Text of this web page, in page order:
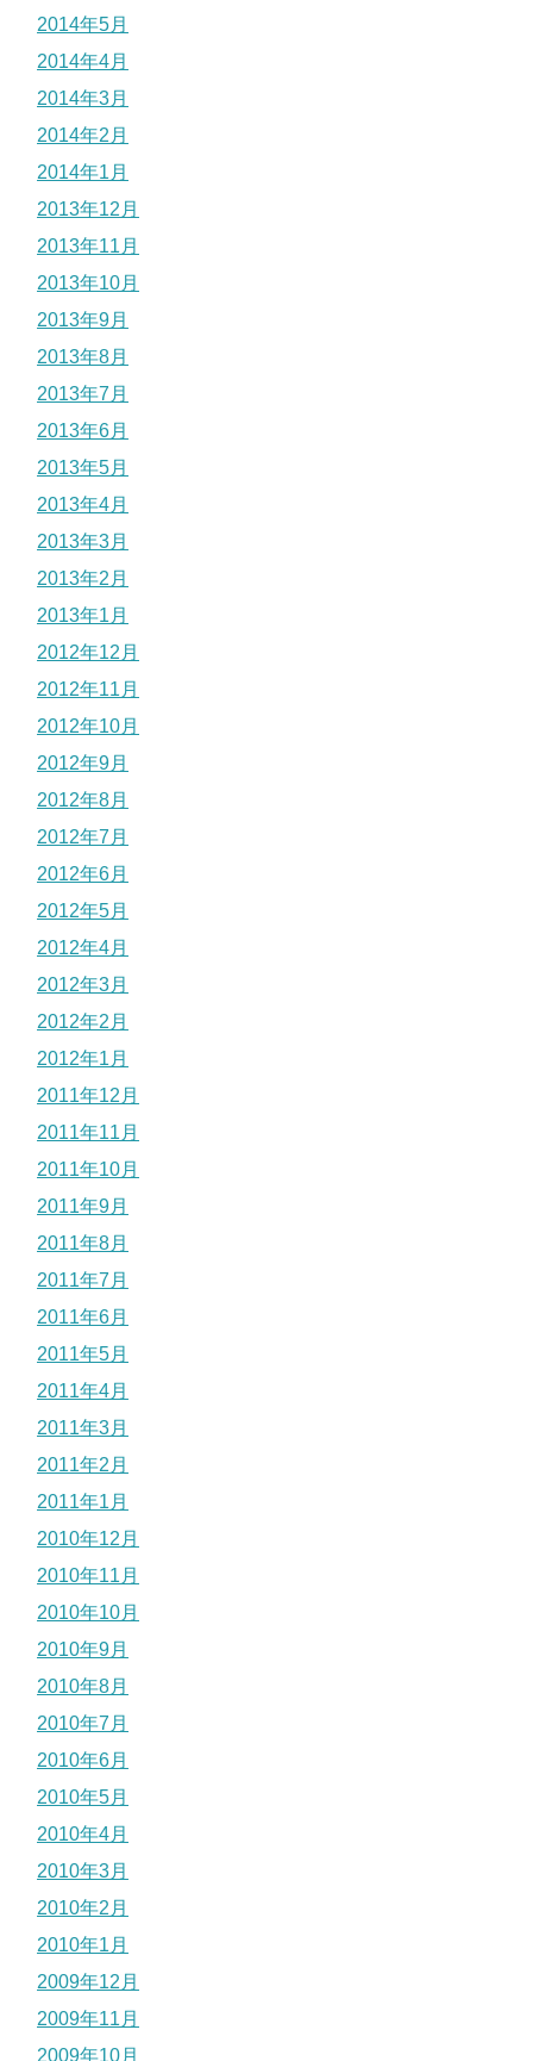
2014年5月
2014年4月
2014年3月
2014年2月
2014年1月
2013年12月
2013年11月
2013年10月
2013年9月
2013年8月
2013年7月
2013年6月
2013年5月
2013年4月
2013年3月
2013年2月
2013年1月
2012年12月
2012年11月
2012年10月
2012年9月
2012年8月
2012年7月
2012年6月
2012年5月
2012年4月
2012年3月
2012年2月
2012年1月
2011年12月
2011年11月
2011年10月
2011年9月
2011年8月
2011年7月
2011年6月
2011年5月
2011年4月
2011年3月
2011年2月
2011年1月
2010年12月
2010年11月
2010年10月
2010年9月
2010年8月
2010年7月
2010年6月
2010年5月
2010年4月
2010年3月
2010年2月
2010年1月
2009年12月
2009年11月
2009年10月